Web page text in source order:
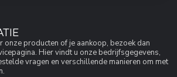
onze producten of je aankoop, bezoek dan
Hier vindt u onze bedrijfsgegevens,
vragen en verschillende manieren om met